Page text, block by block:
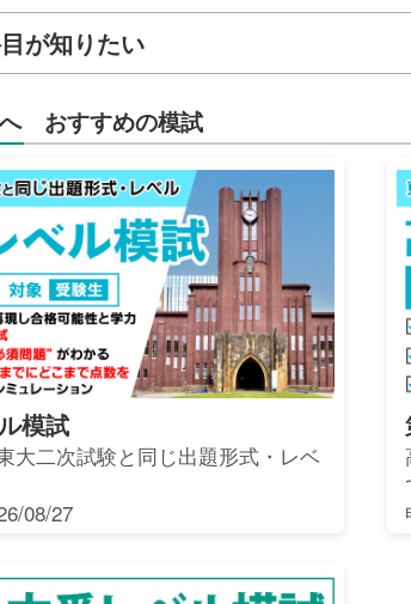
が知りたい
おすすめの模試
模試
二次試験と同じ出題形式・レベ
08/27